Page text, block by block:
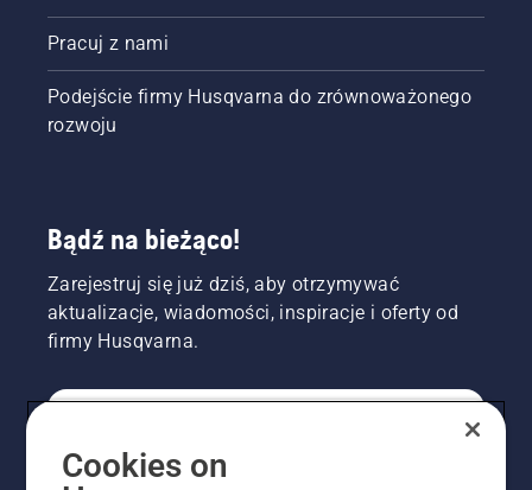
Pracuj z nami
Podejście firmy Husqvarna do zrównoważonego
rozwoju
Bądź na bieżąco!
Zarejestruj się już dziś, aby otrzymywać
aktualizacje, wiadomości, inspiracje i oferty od
firmy Husqvarna.
Cookies on